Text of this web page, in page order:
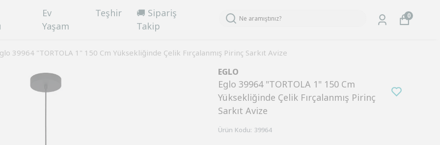
Ev
Yaşam
Teşhir
🚚 Sipariş
Takip
0
39964 "TORTOLA 1" 150 Cm Yüksekliğinde Çelik Fırçalanmış Pirinç Sarkıt Avize
EGLO
Eglo 39964 "TORTOLA 1" 150 Cm
Yüksekliğinde Çelik Fırçalanmış Pirinç
Sarkıt Avize
Ürün Kodu: 39964